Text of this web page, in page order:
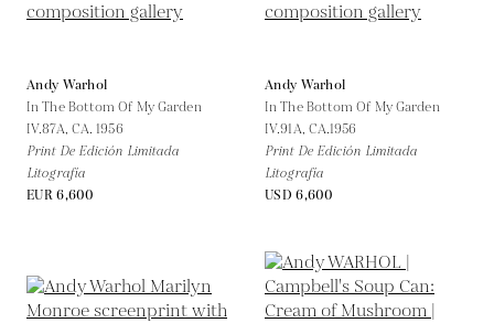
Andy Warhol
In The Bottom Of My Garden
IV.87A, CA. 1956
Print De Edición Limitada
Litografía
EUR 6,600
Andy Warhol
In The Bottom Of My Garden
IV.91A, CA.1956
Print De Edición Limitada
Litografía
USD 6,600